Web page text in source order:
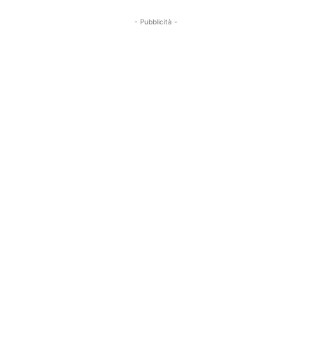
- Pubblicità -